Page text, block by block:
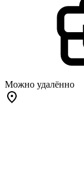
Можно удалённо